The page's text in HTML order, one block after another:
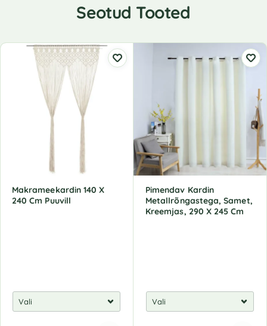
Seotud Tooted
Makrameekardin 140 X
240 Cm Puuvill
Pimendav Kardin
Metallrõngastega, Samet,
Kreemjas, 290 X 245 Cm